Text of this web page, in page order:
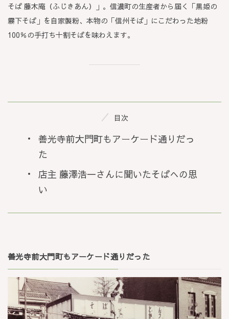
そば 藤木庵（ふじきあん）」。信濃町の生産者から届く「黒姫の
霧下そば」を自家製粉、本物の「信州そば」にこだわった地粉
100％の手打ち十割そばを味わえます。
目次
善光寺前大門町もアーケード通りだっ
た
店主 藤澤浩一さんに聞いたそばへの思
い
善光寺前大門町もアーケード通りだった